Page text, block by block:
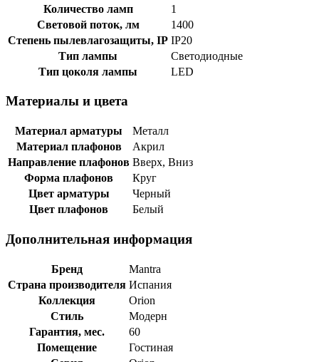
Количество ламп
1
Световой поток, лм
1400
Степень пылевлагозащиты, IP IP20
Тип лампы
Светодиодные
Тип цоколя лампы
LED
Материалы и цвета
Материал арматуры
Металл
Материал плафонов
Акрил
Направление плафонов Вверх, Вниз
Форма плафонов
Круг
Цвет арматуры
Черный
Цвет плафонов
Белый
Дополнительная информация
Бренд
Mantra
Страна производителя Испания
Коллекция
Orion
Стиль
Модерн
Гарантия, мес.
60
Помещение
Гостиная